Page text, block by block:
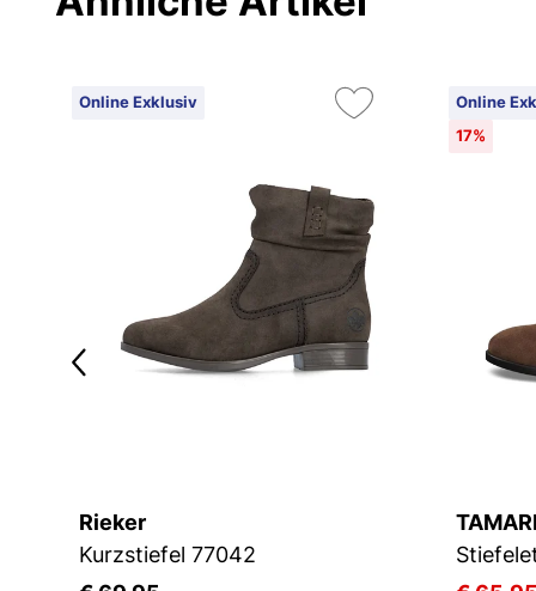
Online Exklusiv
Rieker
Kurzstiefel 77042
Online
17%